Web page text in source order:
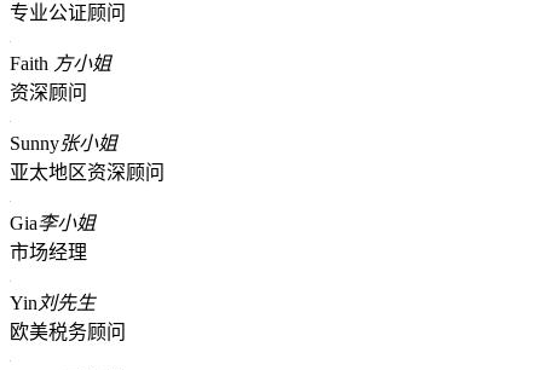
专业公证顾问
Faith 方小姐
资深顾问
Sunny张小姐
亚太地区资深顾问
Gia李小姐
市场经理
Yin 刘先生
欧美税务顾问